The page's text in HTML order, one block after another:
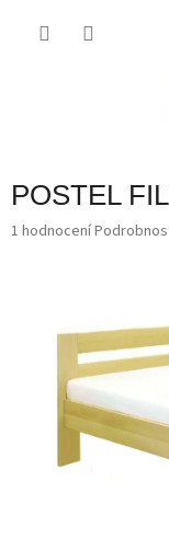
POSTEL
Průměrné
hvězdiček.
1 hodnocení